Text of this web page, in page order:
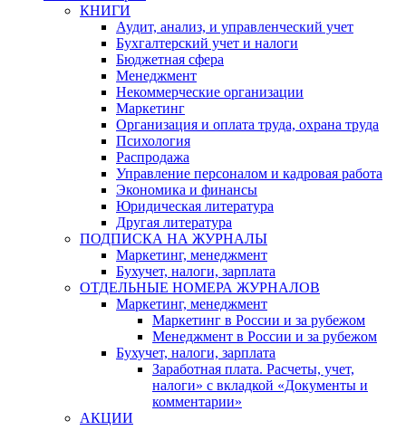
КНИГИ
Аудит, анализ, и управленческий учет
Бухгалтерский учет и налоги
Бюджетная сфера
Менеджмент
Некоммерческие организации
Маркетинг
Организация и оплата труда, охрана труда
Психология
Распродажа
Управление персоналом и кадровая работа
Экономика и финансы
Юридическая литература
Другая литература
ПОДПИСКА НА ЖУРНАЛЫ
Маркетинг, менеджмент
Бухучет, налоги, зарплата
ОТДЕЛЬНЫЕ НОМЕРА ЖУРНАЛОВ
Маркетинг, менеджмент
Маркетинг в России и за рубежом
Менеджмент в России и за рубежом
Бухучет, налоги, зарплата
Заработная плата. Расчеты, учет,
налоги» с вкладкой «Документы и
комментарии»
АКЦИИ